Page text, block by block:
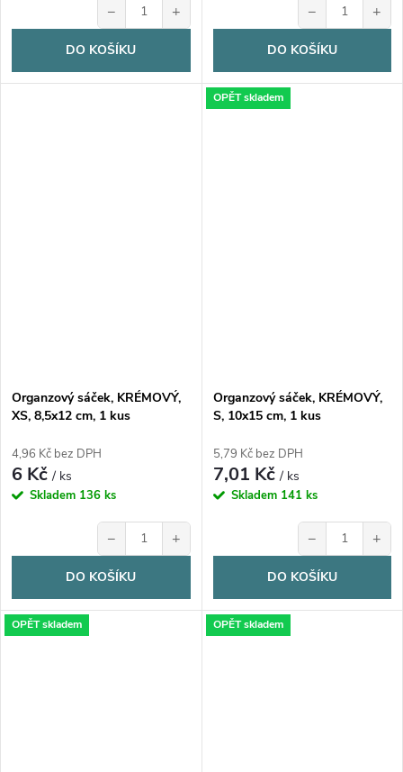
− +
DO KOŠÍKU
− +
DO KOŠÍKU
Organzový sáček, KRÉMOVÝ,
XS, 8,5x12 cm, 1 kus
4,96 Kč bez DPH
6 Kč/ ks
Skladem 136 ks
− +
DO KOŠÍKU
OPĚT skladem
Organzový sáček, KRÉMOVÝ,
S, 10x15 cm, 1 kus
5,79 Kč bez DPH
7,01 Kč/ ks
Skladem 141 ks
− +
DO KOŠÍKU
OPĚT skladem OPĚT skladem